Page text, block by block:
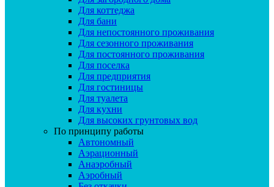
Для коттеджа
Для бани
Для непостоянного проживания
Для сезонного проживания
Для постоянного проживания
Для поселка
Для предприятия
Для гостиницы
Для туалета
Для кухни
Для высоких грунтовых вод
По принципу работы
Автономный
Аэрационный
Анаэробный
Аэробный